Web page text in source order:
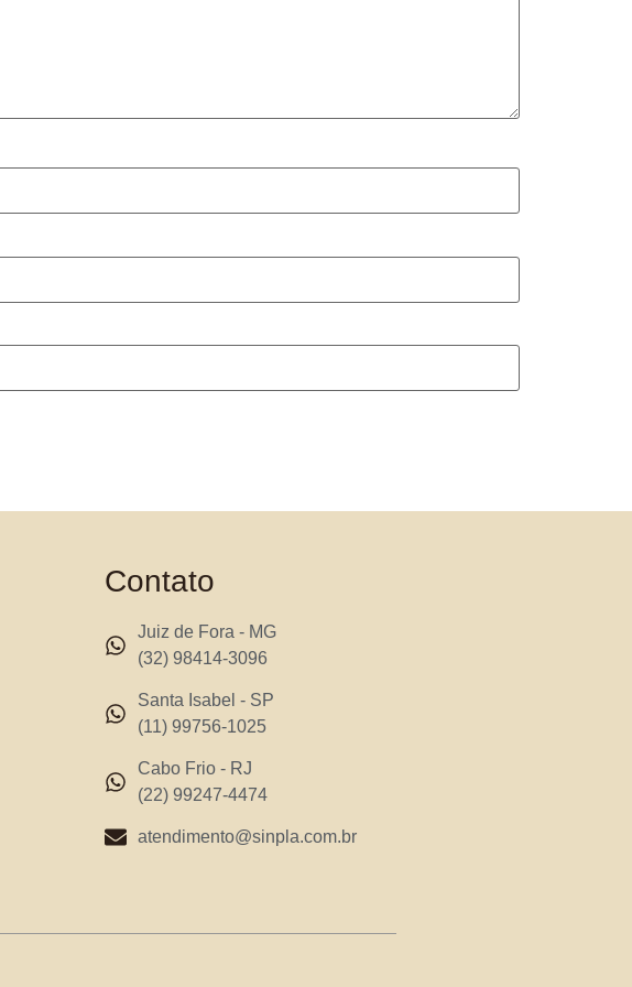
Contato
Juiz de Fora - MG
(32) 98414-3096
Santa Isabel - SP
(11) 99756-1025
Cabo Frio - RJ
(22) 99247-4474
atendimento@sinpla.com.br